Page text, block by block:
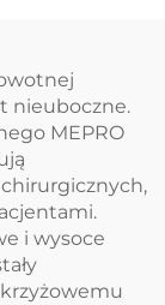
nieuboczne.
MEPRO
i wysoce